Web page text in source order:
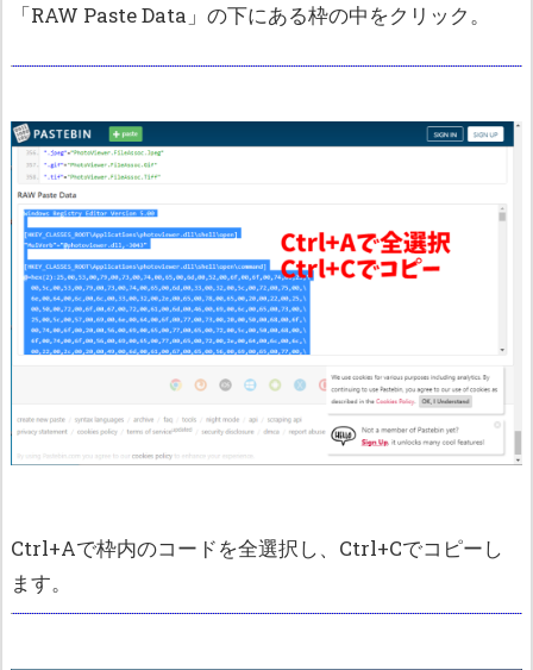
「RAW Paste Data」の下にある枠の中をクリック。
Ctrl+Aで枠内のコードを全選択し、Ctrl+Cでコピーし
ます。